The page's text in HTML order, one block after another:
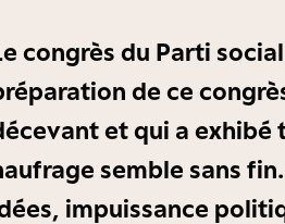
congrès du Parti
de ce
et qui a exhibé
semble sans
impuissance